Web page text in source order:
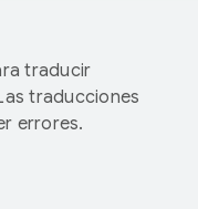
traducir
traducciones
errores.